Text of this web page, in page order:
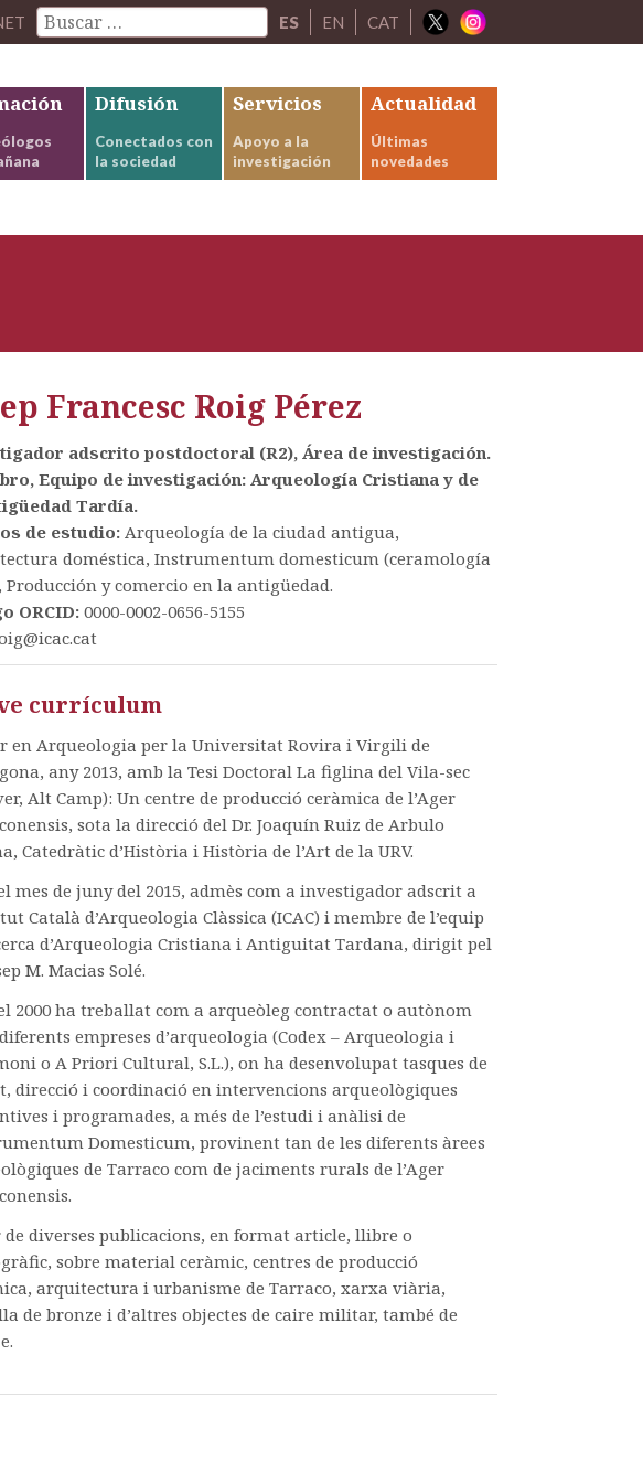
ES EN CAT
Difusión
Conectados con
la sociedad
Servicios
Apoyo a la
investigación
Actualidad
Últimas
novedades
Francesc Roig Pérez
adscrito postdoctoral (R2), Área de investigación.
Equipo de investigación: Arqueología Cristiana y de
Tardía.
de estudio:Arqueología de la ciudad antigua,
doméstica, Instrumentum domesticum (ceramología
Producción y comercio en la antigüedad.
ORCID: 0000-0002-0656-5155
currículum
en Arqueologia per la Universitat Rovira i Virgili de
any 2013, amb la Tesi Doctoral La figlina del Vila-sec
Alt Camp): Un centre de producció ceràmica de l’Ager
sota la direcció del Dr. Joaquín Ruiz de Arbulo
Catedràtic d’Història i Història de l’Art de la URV.
mes de juny del 2015, admès com a investigador adscrit a
Català d’Arqueologia Clàssica (ICAC) i membre de l’equip
d’Arqueologia Cristiana i Antiguitat Tardana, dirigit pel
M. Macias Solé.
2000 ha treballat com a arqueòleg contractat o autònom
empreses d’arqueologia (Codex – Arqueologia i
o A Priori Cultural, S.L.), on ha desenvolupat tasques de
direcció i coordinació en intervencions arqueològiques
i programades, a més de l’estudi i anàlisi de
Domesticum, provinent tan de les diferents àrees
de Tarraco com de jaciments rurals de l’Ager
diverses publicacions, en format article, llibre o
sobre material ceràmic, centres de producció
arquitectura i urbanisme de Tarraco, xarxa viària,
de bronze i d’altres objectes de caire militar, també de